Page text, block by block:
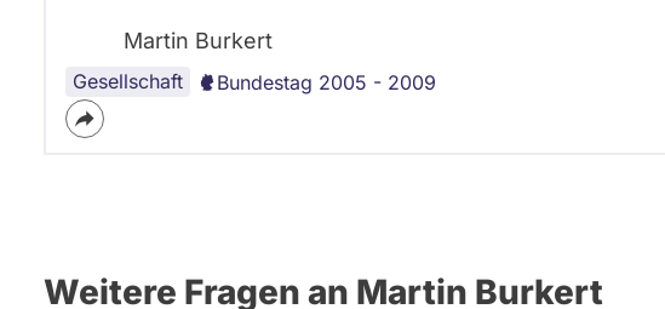
Martin Burkert
Gesellschaft Bundestag 2005 - 2009
Weitere Fragen an Martin Burkert